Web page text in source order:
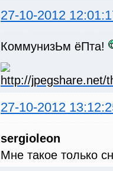
27-10-2012
КоммунизЬм ёПта!
27-10-2012
sergioleon
Мне такое только